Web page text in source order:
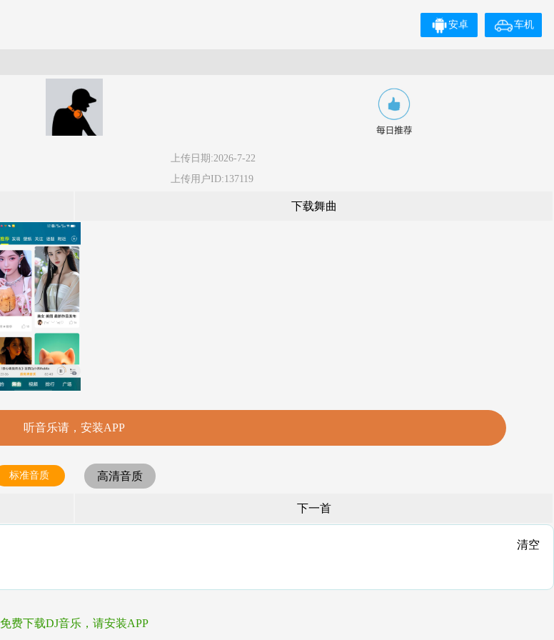
车机
安卓
上传日期:2026-7-22
上传用户ID:137119
下载舞曲
听音乐请，安装APP
标准音质 高清音质
下一首
清空
免费下载DJ音乐，请安装APP